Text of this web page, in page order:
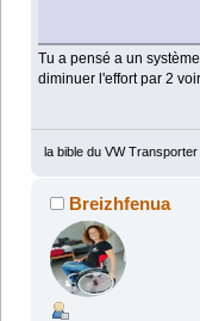
Tu a pensé a un
diminuer l'effort par 2
la bible du VW
Breizhfenua